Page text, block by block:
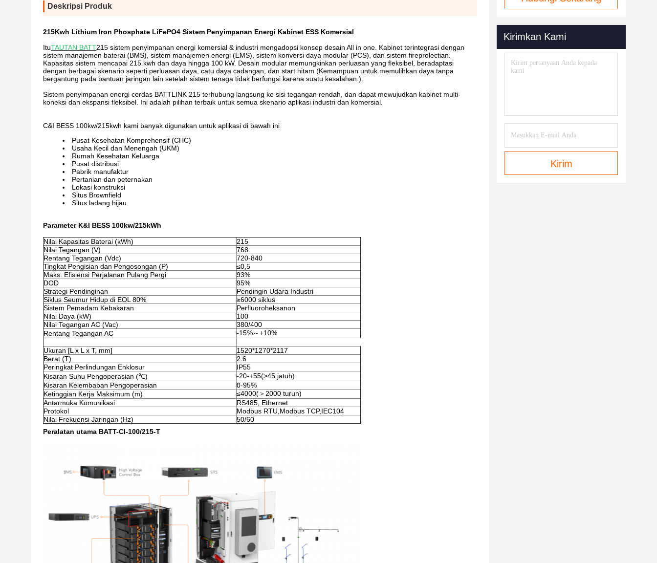
Deskripsi Produk
215Kwh Lithium Iron Phosphate LiFePO4 Sistem Penyimpanan Energi Kabinet ESS Komersial
ItuTAUTAN BATT215 sistem penyimpanan energi komersial & industri mengadopsi konsep desain All in one. Kabinet terintegrasi dengan
sistem manajemen baterai (BMS), sistem manajemen energi (EMS), sistem konversi daya modular (PCS), dan sistem fireprolectian.
Kapasitas sistem mencapai 215 kwh dan daya hingga 100 kW. Desain modular memungkinkan perluasan yang fleksibel, beradaptasi
dengan berbagai skenario seperti perluasan daya, catu daya cadangan, dan start hitam (Kemampuan untuk memulihkan daya tanpa
bergantung pada bantuan jaringan lain setelah sistem tenaga tidak berfungsi karena suatu kesalahan.).
Sistem penyimpanan energi cerdas BATTLINK 215 terhubung langsung ke sisi tegangan rendah, dan dapat mewujudkan kabinet multi-
koneksi dan ekspansi fleksibel. Ini adalah pilihan terbaik untuk semua skenario aplikasi industri dan komersial.
C&I BESS 100kw/215kwh kami banyak digunakan untuk aplikasi di bawah ini
Pusat Kesehatan Komprehensif (CHC)
Usaha Kecil dan Menengah (UKM)
Rumah Kesehatan Keluarga
Pusat distribusi
Pabrik manufaktur
Pertanian dan peternakan
Lokasi konstruksi
Situs Brownfield
Situs ladang hijau
Parameter K&I BESS 100kw/215kWh
Nilai Kapasitas Baterai (kWh)
215
Nilai Tegangan (V)
768
Rentang Tegangan (Vdc)
720-840
Tingkat Pengisian dan Pengosongan (P)
≤0,5
Maks. Efisiensi Perjalanan Pulang Pergi
93%
DOD
95%
Strategi Pendinginan
Pendingin Udara Industri
Siklus Seumur Hidup di EOL 80%
≥6000 siklus
Sistem Pemadam Kebakaran
Perfluoroheksanon
Nilai Daya (kW)
100
Nilai Tegangan AC (Vac)
380/400
Rentang Tegangan AC
-15%～+10%
Ukuran [L x L x T, mm]
1520*1270*2117
Berat (T)
2.6
Peringkat Perlindungan Enklosur
IP55
Kisaran Suhu Pengoperasian (℃)
-20-+55(>45 jatuh)
Kisaran Kelembaban Pengoperasian
0-95%
Ketinggian Kerja Maksimum (m)
≤4000(＞2000 turun)
Antarmuka Komunikasi
RS485, Ethernet
Protokol
Modbus RTU,Modbus TCP,IEC104
Nilai Frekuensi Jaringan (Hz)
50/60
Peralatan utama BATT-CI-100/215-T
Kirimkan Kami
Kirim